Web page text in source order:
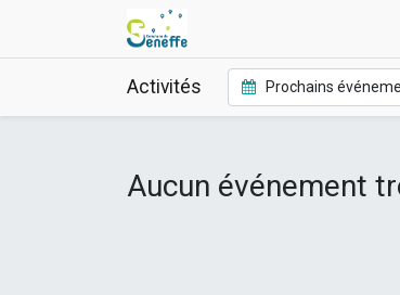
Activités Prochains
Aucun événement